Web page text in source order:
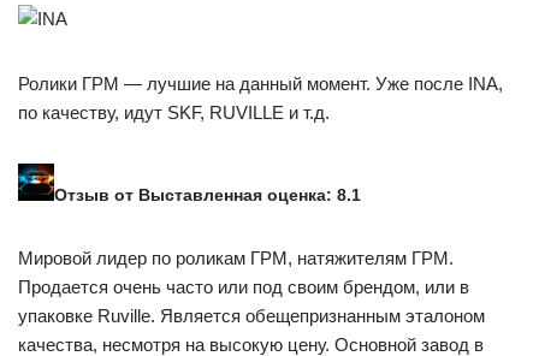
Ролики ГРМ — лучшие на данный момент. Уже после INA,
по качеству, идут SKF, RUVILLE и т.д.
Отзыв от Выставленная оценка: 8.1
Мировой лидер по роликам ГРМ, натяжителям ГРМ.
Продается очень часто или под своим брендом, или в
упаковке Ruville. Является обещепризнанным эталоном
качества, несмотря на высокую цену. Основной завод в